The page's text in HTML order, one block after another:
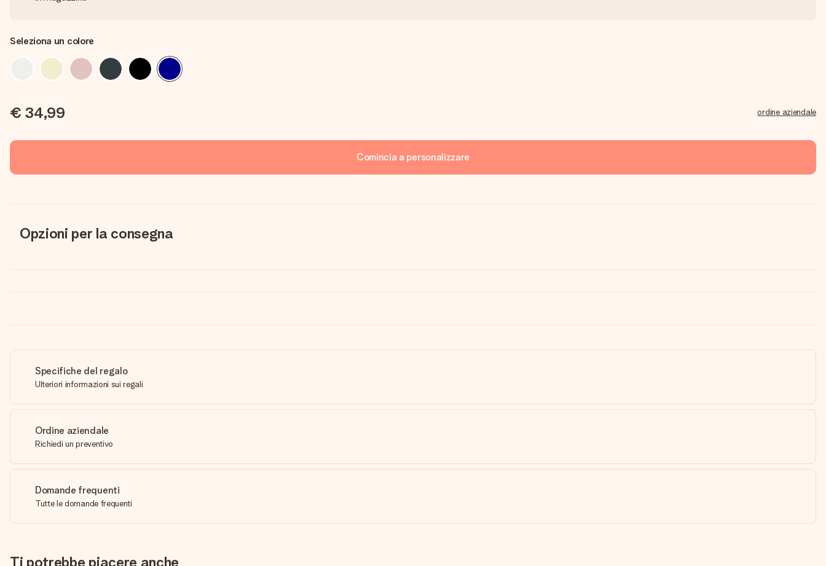
Seleziona un colore
€ 34,99 ordine aziendale
Comincia a personalizzare
Opzioni per la consegna
Specifiche del regalo
Ulteriori informazioni sui regali
Ordine aziendale
Richiedi un preventivo
Domande frequenti
Tutte le domande frequenti
Ti potrebbe piacere anche